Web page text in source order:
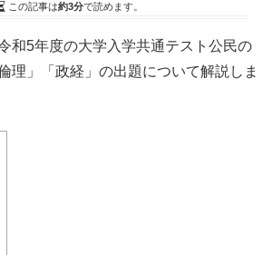
この記事は約3分で読めます。
和5年度の大学入学共通テスト公民の
理」「政経」の出題について解説しま